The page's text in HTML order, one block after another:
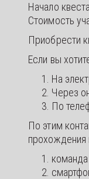
Начало
Стоимость
Приобрести
Если вы
На
Через
По
По этим
прохождения